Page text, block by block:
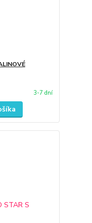
3-7 dní